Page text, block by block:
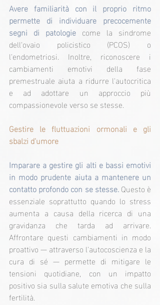
Avere familiarità con il proprio ritmo
permette di individuare precocemente
segni di patologie come la sindrome
dell'ovaio policistico (PCOS) o
l'endometriosi. Inoltre, riconoscere i
cambiamenti emotivi della fase
premestruale aiuta a ridurre l'autocritica
e ad adottare un approccio più
compassionevole verso se stesse.
Gestire le fluttuazioni ormonali e gli
sbalzi d'umore
Imparare a gestire gli alti e bassi emotivi
in modo prudente aiuta a mantenere un
contatto profondo con se stesse. Questo è
essenziale soprattutto quando lo stress
aumenta a causa della ricerca di una
gravidanza che tarda ad arrivare.
Affrontare questi cambiamenti in modo
proattivo — attraverso l'autocoscienza e la
cura di sé — permette di mitigare le
tensioni quotidiane, con un impatto
positivo sia sulla salute emotiva che sulla
fertilità.